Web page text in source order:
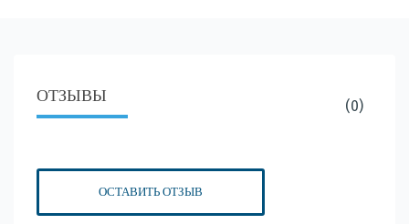
ОТЗЫВЫ
(0)
ОСТАВИТЬ ОТЗЫВ